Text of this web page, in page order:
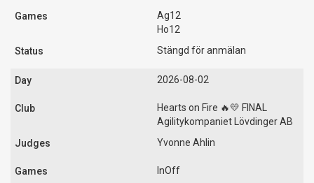
Ag12
Ho12
Stängd för anmälan
2026-08-02
Hearts on Fire 🔥💛 FINAL
Agilitykompaniet Lövdinger AB
Yvonne Ahlin
InOff